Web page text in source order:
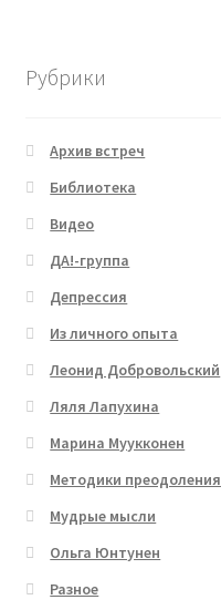
Рубрики
Архив встреч
Библиотека
Видео
ДА!-группа
Депрессия
Из личного опыта
Леонид Добровольский
Ляля Лапухина
Марина Муукконен
Методики преодоления
Мудрые мысли
Ольга Юнтунен
Разное